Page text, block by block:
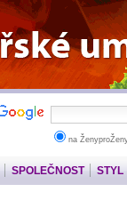
na
SPOLEČNOST STYL